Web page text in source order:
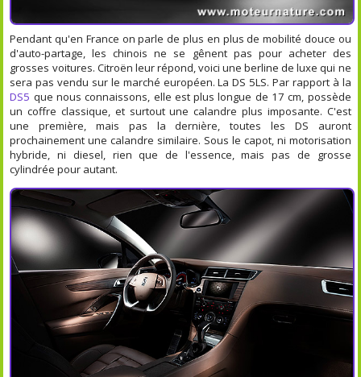
Pendant qu'en France on parle de plus en plus de mobilité douce ou
d'auto-partage, les chinois ne se gênent pas pour acheter des
grosses voitures. Citroën leur répond, voici une berline de luxe qui ne
sera pas vendu sur le marché européen. La DS 5LS. Par rapport à la
DS5 que nous connaissons, elle est plus longue de 17 cm, possède
un coffre classique, et surtout une calandre plus imposante. C'est
une première, mais pas la dernière, toutes les DS auront
prochainement une calandre similaire. Sous le capot, ni motorisation
hybride, ni diesel, rien que de l'essence, mais pas de grosse
cylindrée pour autant.